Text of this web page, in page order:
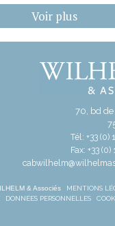
Voir plus
70, bd
Tél: +33 (0)
Fax: +33 (0)
& Associés MENTIONS
DONNÉES PERSONNELLES